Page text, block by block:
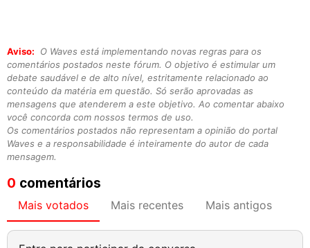
Aviso:
O Waves está implementando novas regras para os
comentários postados neste fórum. O objetivo é estimular um
debate saudável e de alto nível, estritamente relacionado ao
conteúdo da matéria em questão. Só serão aprovadas as
mensagens que atenderem a este objetivo. Ao comentar abaixo
você concorda com nossos termos de uso.
Os comentários postados não representam a opinião do portal
Waves e a responsabilidade é inteiramente do autor de cada
mensagem.
0 comentários
Mais votados Mais recentes Mais antigos